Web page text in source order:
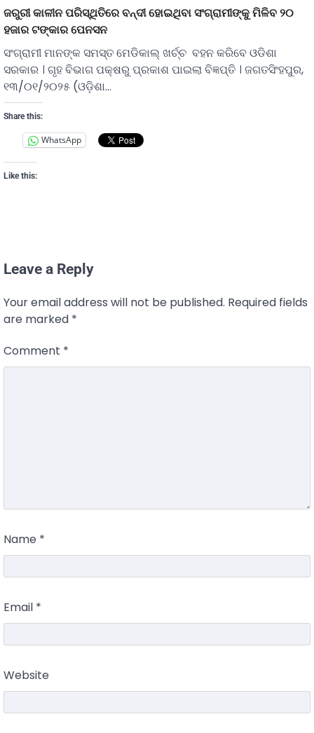
ଜରୁରୀ କାଳୀନ ପରିସ୍ଥିତିରେ ବନ୍ଦୀ ହୋଇଥିବା ସଂଗ୍ରାମୀଙ୍କୁ ମିଳିବ ୨୦
ହଜାର ଟଙ୍କାର ପେନସନ
ସଂଗ୍ରାମୀ ମାନଙ୍କ ସମସ୍ତ ମେଡିକାଲ୍ ଖର୍ଚ୍ଚ ବହନ କରିବେ ଓଡିଶା
ସରକାର । ଗୃହ ବିଭାଗ ପକ୍ଷରୁ ପ୍ରକାଶ ପାଇଲା ବିଜ୍ଞପ୍ତି । ଜଗତସିଂହପୁର,
୧୩/୦୧/୨୦୨୫ (ଓଡ଼ିଶା…
Share this:
WhatsApp
Like this:
Leave a Reply
Your email address will not be published. Required fields
are marked *
Comment *
Name *
Email *
Website